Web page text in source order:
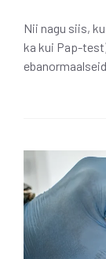
Nii nagu siis,
ka kui Pap-